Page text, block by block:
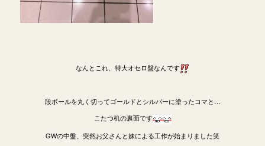
なんとこれ、特大オセロ盤なんです
段ボールを丸く切ってゴールドとシルバーに塗ったコマと…
こたつ机の裏面です
GWの中盤、突然お父さんと妹による工作が始まりました笑